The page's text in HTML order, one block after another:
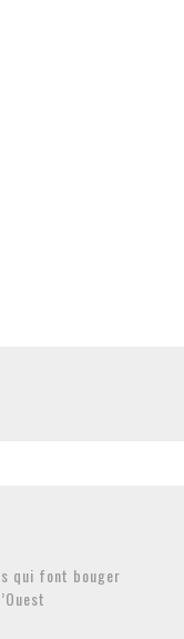
qui font bouger